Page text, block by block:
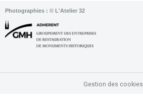
Photographies : © L'Atelier 32
Gestion des cookies